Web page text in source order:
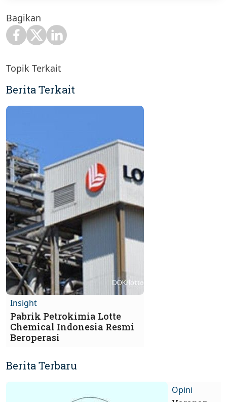
Bagikan
Topik Terkait
Berita Terkait
Insight
Pabrik Petrokimia Lotte
Chemical Indonesia Resmi
Beroperasi
Berita Terbaru
Opini